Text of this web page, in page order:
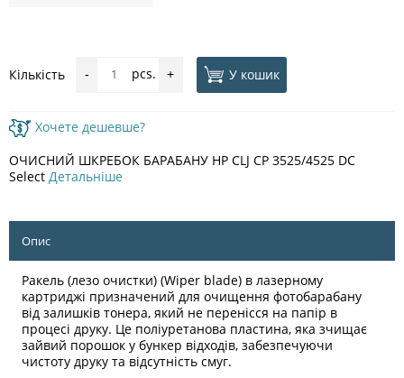
Кількість - pcs. + У кошик
Хочете дешевше?
ОЧИСНИЙ ШКРЕБОК БАРАБАНУ HP CLJ CP 3525/4525 DC
Select Детальніше
Опис
Ракель (лезо очистки) (Wiper blade) в лазерному
картриджі призначений для очищення фотобарабану
від залишків тонера, який не перенісся на папір в
процесі друку. Це поліуретанова пластина, яка зчищає
зайвий порошок у бункер відходів, забезпечуючи
чистоту друку та відсутність смуг.